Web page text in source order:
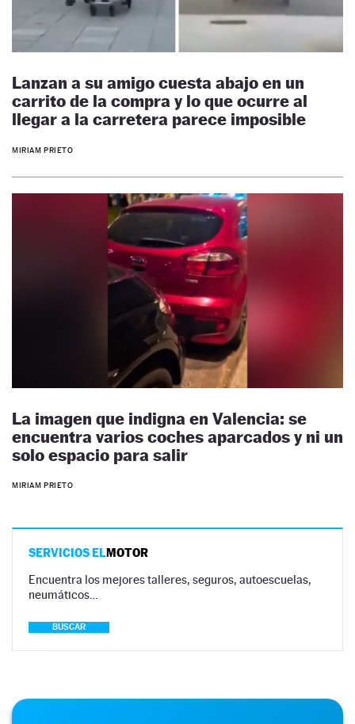
Lanzan a su amigo cuesta abajo en un
carrito de la compra y lo que ocurre al
llegar a la carretera parece imposible
MIRIAM PRIETO
La imagen que indigna en Valencia: se
encuentra varios coches aparcados y ni un
solo espacio para salir
MIRIAM PRIETO
SERVICIOS ELMOTOR
Encuentra los mejores talleres, seguros, autoescuelas,
neumáticos…
BUSCAR